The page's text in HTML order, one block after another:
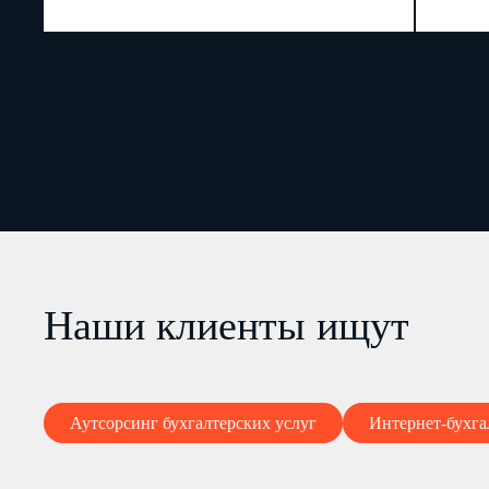
Наши клиенты ищут
Аутсорсинг бухгалтерских услуг Интернет-